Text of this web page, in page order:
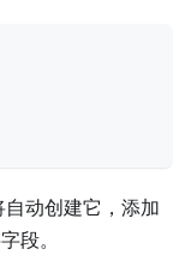
动创建它，添加
段。